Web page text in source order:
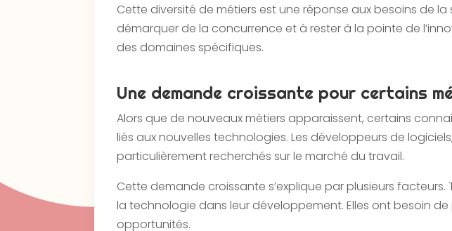
Cette diversité de métiers est une réponse aux besoins de
démarquer de la concurrence et à rester à la pointe de
des domaines spécifiques.
Une demande croissante pour certains
Alors que de nouveaux métiers apparaissent, certains
liés aux nouvelles technologies. Les développeurs de
particulièrement recherchés sur le marché du travail.
Cette demande croissante s’explique par plusieurs
la technologie dans leur développement. Elles ont besoin
opportunités.